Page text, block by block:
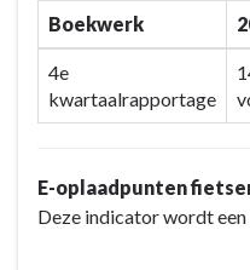
Boekwerk
4e
kwartaalrapportage
E-oplaadpunten
Deze indicator wordt